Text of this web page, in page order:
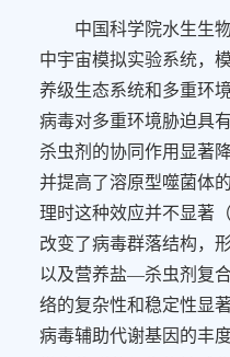
中国科学院水生生
中宇宙模拟实验系统，
养级生态系统和多重环
病毒对多重环境胁迫具
杀虫剂的协同作用显著
并提高了溶原型噬菌体
理时这种效应并不显著
改变了病毒群落结构，
以及营养盐—杀虫剂复
络的复杂性和稳定性显
病毒辅助代谢基因的丰